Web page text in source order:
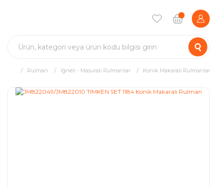
Rulman İğneli - Masuralı Rulmanlar Konik Makaralı Rulmanlar